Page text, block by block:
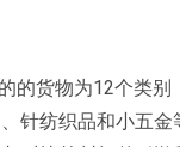
的货物为12个类
针纺织品和小五